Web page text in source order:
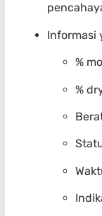
Informasi
%
%